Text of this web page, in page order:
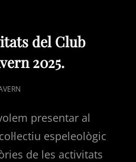
del Club
2025.
presentar al
espeleològic
de les activitats